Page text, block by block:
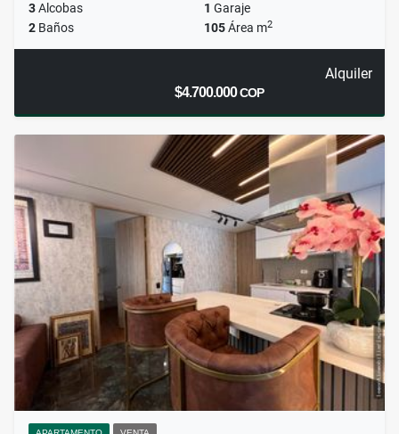
3Alcobas 1 Garaje
2 Baños 105Área m2
Alquiler
$4.700.000COP